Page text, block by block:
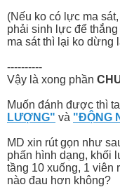
(Nếu ko có lực ma
phải sinh lực để
ma sát thì lại ko dừng
----------
Vậy là xong phần
Muốn đánh được thì
LƯỢNG" và "ĐỘNG
MD xin rút gọn như
phấn hình dạng, khối
tầng 10 xuống, 1 viên
nào đau hơn không?